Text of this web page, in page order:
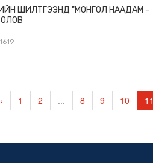
ШИЛТГЭЭНД "МОНГОЛ НААДАМ -
1619
‹ 1 2 ... 8 9 10 11